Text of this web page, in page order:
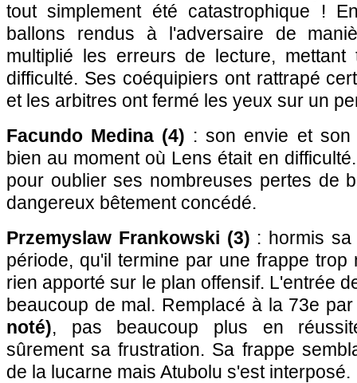
tout simplement été catastrophique !
ballons rendus à l'adversaire de
multiplié les erreurs de lecture,
difficulté. Ses coéquipiers ont rattrapé
et les arbitres ont fermé les yeux sur un
Facundo Medina (4) : son envie et
bien au moment où Lens était en
pour oublier ses nombreuses pertes de
dangereux bêtement concédé.
Przemyslaw Frankowski (3) : hormis
période, qu'il termine par une frappe trop
rien apporté sur le plan offensif. L'entrée
beaucoup de mal. Remplacé à la 73e
noté), pas beaucoup plus en
sûrement sa frustration. Sa frappe
de la lucarne mais Atubolu s'est interposé.